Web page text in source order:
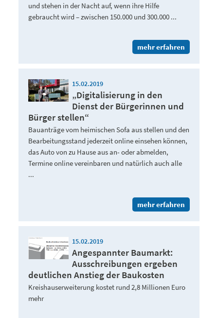
und stehen in der Nacht auf, wenn ihre Hilfe
gebraucht wird – zwischen 150.000 und 300.000 ...
mehr erfahren
15.02.2019
„Digitalisierung in den
Dienst der Bürgerinnen und
Bürger stellen“
Bauanträge vom heimischen Sofa aus stellen und den
Bearbeitungsstand jederzeit online einsehen können,
das Auto von zu Hause aus an- oder abmelden,
Termine online vereinbaren und natürlich auch alle
...
mehr erfahren
15.02.2019
Angespannter Baumarkt:
Ausschreibungen ergeben
deutlichen Anstieg der Baukosten
Kreishauserweiterung kostet rund 2,8 Millionen Euro
mehr